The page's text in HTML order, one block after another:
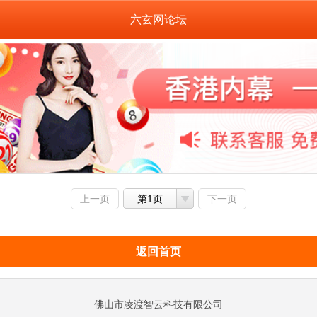
六玄网论坛
上一页 第1页 下一页
返回首页
佛山市凌渡智云科技有限公司